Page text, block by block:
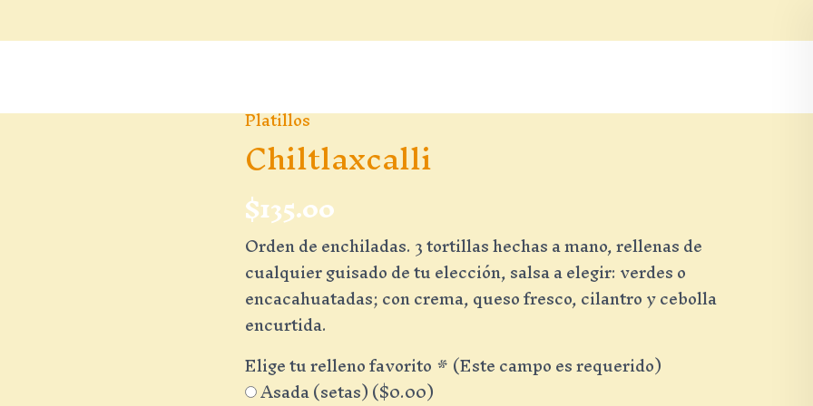
Platillos
Chiltlaxcalli
$135.00
Orden de enchiladas. 3 tortillas hechas a mano, rellenas de
cualquier guisado de tu elección, salsa a elegir: verdes o
encacahuatadas; con crema, queso fresco, cilantro y cebolla
encurtida.
Elige tu relleno favorito* (Este campo es requerido)
Asada (setas) ($0.00)